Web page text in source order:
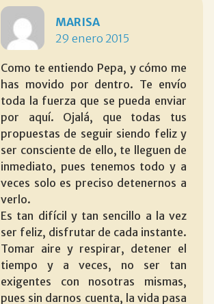
MARISA
29 enero 2015
Como te entiendo Pepa, y cómo me
has movido por dentro. Te envío
toda la fuerza que se pueda enviar
por aquí. Ojalá, que todas tus
propuestas de seguir siendo feliz y
ser consciente de ello, te lleguen de
inmediato, pues tenemos todo y a
veces solo es preciso detenernos a
verlo.
Es tan difícil y tan sencillo a la vez
ser feliz, disfrutar de cada instante.
Tomar aire y respirar, detener el
tiempo y a veces, no ser tan
exigentes con nosotras mismas,
pues sin darnos cuenta, la vida pasa